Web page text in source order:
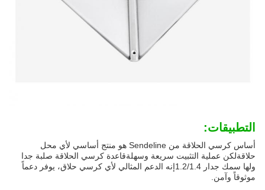
التطبيقات:
أساس كرسي الحلاقة من Sendeline هو منتج أساسي لأي محل
حلاقةلكن عملية التثبيت سريعة وسهلةقاعدة كرسي الحلاقة صلبة جدا
ولها سمك جدار 1.2/1.4إنه الدعم المثالي لأي كرسي حلاق، يوفر دعماً
موثوقاً وآمن.